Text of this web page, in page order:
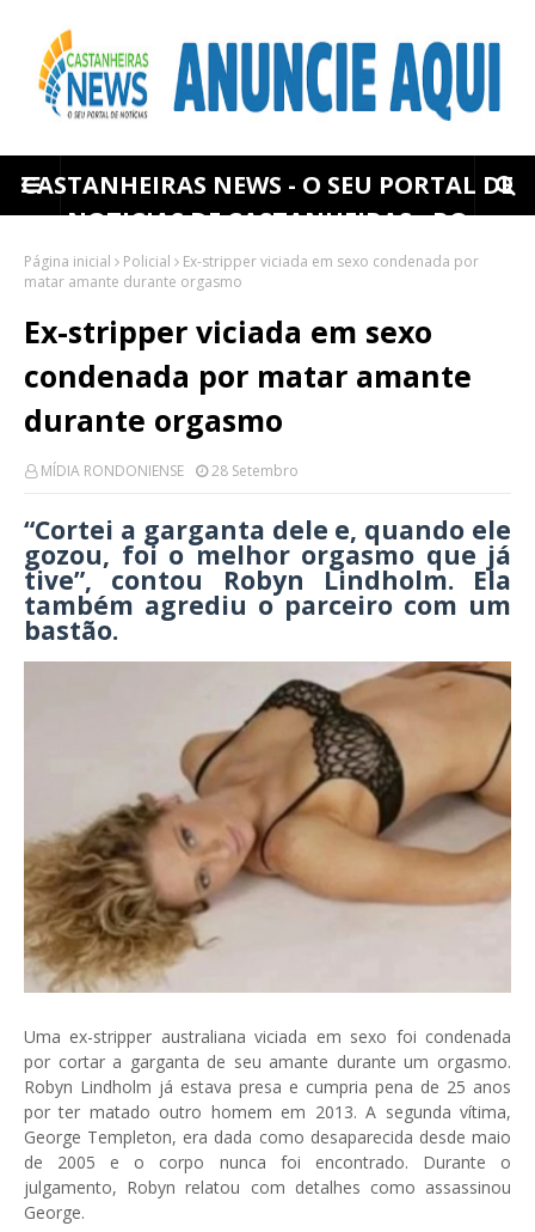
CASTANHEIRAS NEWS - O SEU PORTAL DE
NOTICIAS DE CASTANHEIRAS - RO
Página inicial Policial
Ex-stripper viciada em sexo condenada por
matar amante durante orgasmo
Ex-stripper viciada em sexo
condenada por matar amante
durante orgasmo
MÍDIA RONDONIENSE 28 Setembro
“Cortei a garganta dele e, quando ele
gozou, foi o melhor orgasmo que já
tive”, contou Robyn Lindholm. Ela
também agrediu o parceiro com um
bastão.
Uma ex-stripper australiana viciada em sexo foi condenada
por cortar a garganta de seu amante durante um orgasmo.
Robyn Lindholm já estava presa e cumpria pena de 25 anos
por ter matado outro homem em 2013. A segunda vítima,
George Templeton, era dada como desaparecida desde maio
de 2005 e o corpo nunca foi encontrado. Durante o
julgamento, Robyn relatou com detalhes como assassinou
George.